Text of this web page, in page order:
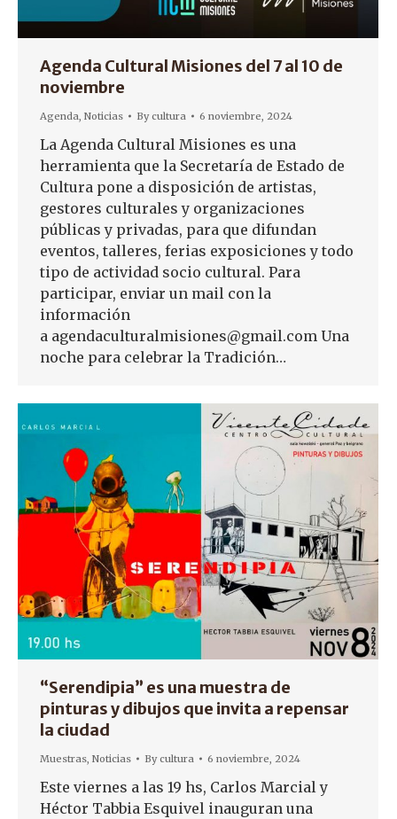
Agenda Cultural Misiones del 7 al 10 de
noviembre
Agenda, Noticias Bycultura 6 noviembre, 2024
La Agenda Cultural Misiones es una
herramienta que la Secretaría de Estado de
Cultura pone a disposición de artistas,
gestores culturales y organizaciones
públicas y privadas, para que difundan
eventos, talleres, ferias exposiciones y todo
tipo de actividad socio cultural. Para
participar, enviar un mail con la
información
a agendaculturalmisiones@gmail.com Una
noche para celebrar la Tradición…
“Serendipia” es una muestra de
pinturas y dibujos que invita a repensar
la ciudad
Muestras, Noticias Bycultura 6 noviembre, 2024
Este viernes a las 19 hs, Carlos Marcial y
Héctor Tabbia Esquivel inauguran una